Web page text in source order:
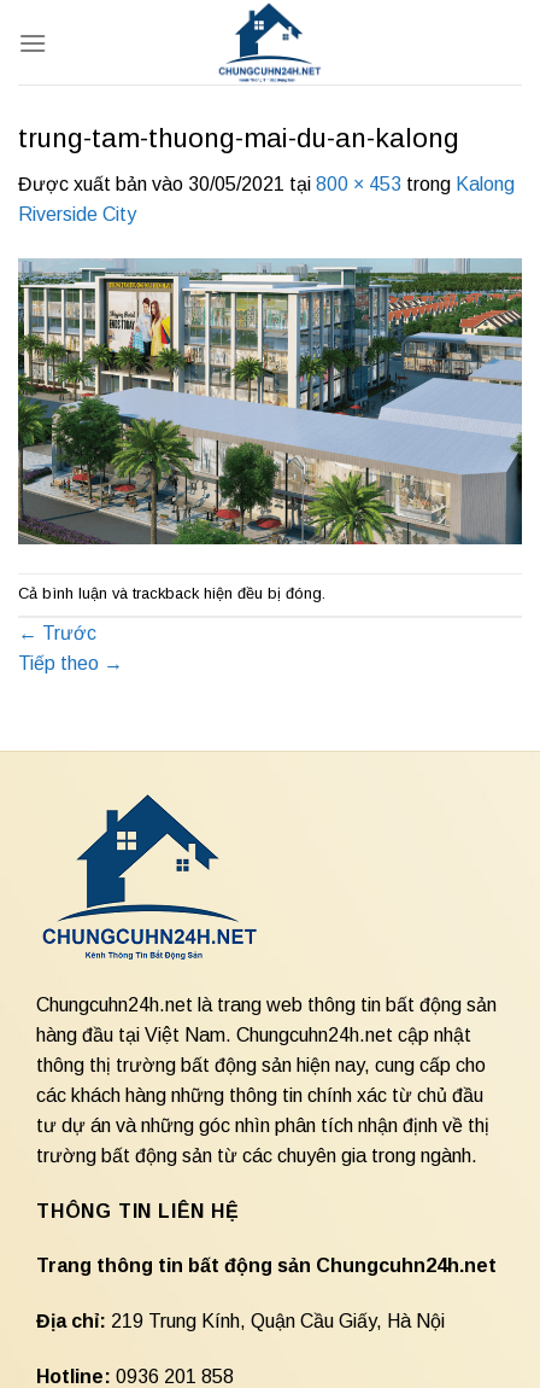
qua
trung-tam-thuong-mai-du-an-kalong
Được xuất bản vào 30/05/2021 tại 800 × 453 trong Kalong
Riverside City
Cả bình luận và trackback hiện đều bị đóng.
← Trước
Tiếp theo →
Chungcuhn24h.net là trang web thông tin bất động sản
hàng đầu tại Việt Nam. Chungcuhn24h.net cập nhật
thông thị trường bất động sản hiện nay, cung cấp cho
các khách hàng những thông tin chính xác từ chủ đầu
tư dự án và những góc nhìn phân tích nhận định về thị
trường bất động sản từ các chuyên gia trong ngành.
THÔNG TIN LIÊN HỆ
Trang thông tin bất động sản Chungcuhn24h.net
Địa chỉ: 219 Trung Kính, Quận Cầu Giấy, Hà Nội
Hotline: 0936 201 858